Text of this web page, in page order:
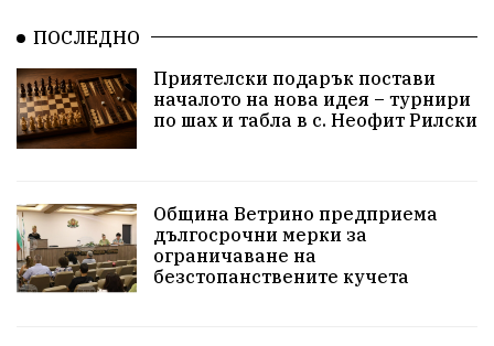
Храна от село Лична инициатива
Здравословно Изкуство Заедно за България
Актуално Образователно
Красиво Ветрино защитниците
Детски лагер Вяра Евроатлантизъм
ПОСЛЕДНО
Приятелски подарък постави
началото на нова идея – турнири
по шах и табла в с. Неофит Рилски
Община Ветрино предприема
дългосрочни мерки за
ограничаване на
безстопанствените кучета